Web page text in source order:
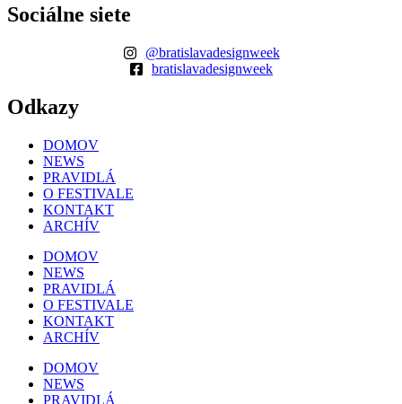
Sociálne siete
@bratislavadesignweek
bratislavadesignweek
Odkazy
DOMOV
NEWS
PRAVIDLÁ
O FESTIVALE
KONTAKT
ARCHÍV
DOMOV
NEWS
PRAVIDLÁ
O FESTIVALE
KONTAKT
ARCHÍV
DOMOV
NEWS
PRAVIDLÁ